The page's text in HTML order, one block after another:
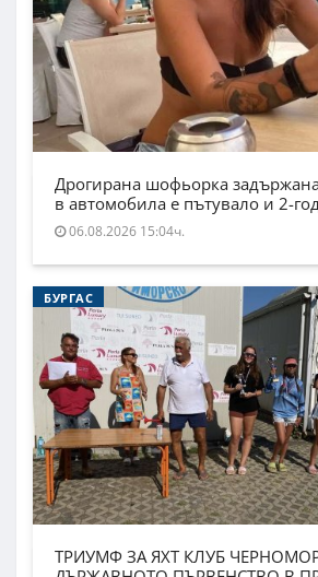
Дрогирана шофьорка
в автомобила е пътувало и 2-
06.08.2026 15:04ч.
БУРГАС
ТРИУМФ ЗА ЯХТ КЛУБ